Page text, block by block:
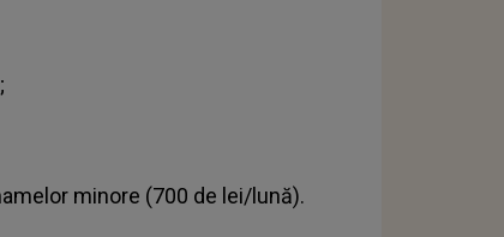
minore (700 de lei/lună).